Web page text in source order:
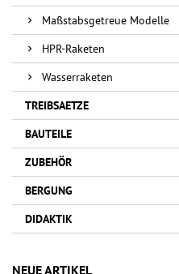
Maßstabsgetreue Modelle
HPR-Raketen
Wasserraketen
TREIBSAETZE
BAUTEILE
ZUBEHÖR
BERGUNG
DIDAKTIK
NEUE ARTIKEL